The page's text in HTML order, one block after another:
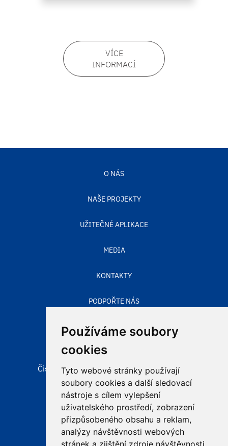
Používáme soubory
cookies
Tyto webové stránky používají
soubory cookies a další sledovací
nástroje s cílem vylepšení
uživatelského prostředí, zobrazení
přizpůsobeného obsahu a reklam,
analýzy návštěvnosti webových
stránek a zjištění zdroje návštěvnosti.
VÍCE
INFORMACÍ
O NÁS
NAŠE PROJEKTY
UŽITEČNÉ APLIKACE
MEDIA
KONTAKTY
PODPOŘTE NÁS
STAV OVZDUŠÍ
Čisté nebe, obecně prospěšná společnost
Aleje 524/123
725 28 Ostrava – Hošťálkovice
e-mail:info@cistenebe.cz